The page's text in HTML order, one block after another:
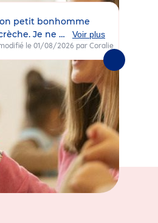
petit bonhomme
Je ne …
Voir plus
modifié le 01/08/2026 par Coralie
Suivantes